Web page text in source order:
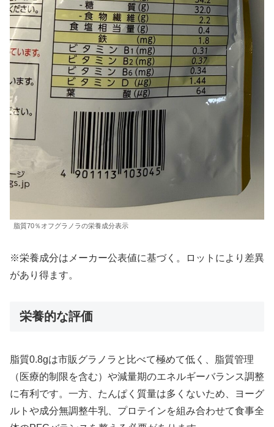
脂質70％オフグラノラの栄養成分表示
※栄養成分はメーカー公表値に基づく。ロットにより差異
があり得ます。
栄養的な評価
脂質0.8gは市販グラノラと比べて極めて低く、脂質管理
（医療的制限を含む）や減量期のエネルギーバランス調整
に有利です。一方、たんぱく質量は多くないため、ヨーグ
ルトや成分無調整牛乳、プロテインを組み合わせて食事全